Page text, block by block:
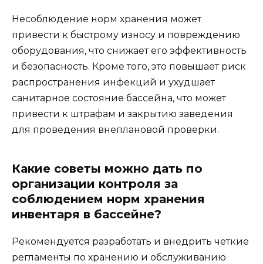
Несоблюдение норм хранения может
привести к быстрому износу и повреждению
оборудования, что снижает его эффективность
и безопасность. Кроме того, это повышает риск
распространения инфекций и ухудшает
санитарное состояние бассейна, что может
привести к штрафам и закрытию заведения
для проведения внеплановой проверки.
Какие советы можно дать по
организации контроля за
соблюдением норм хранения
инвентаря в бассейне?
Рекомендуется разработать и внедрить четкие
регламенты по хранению и обслуживанию